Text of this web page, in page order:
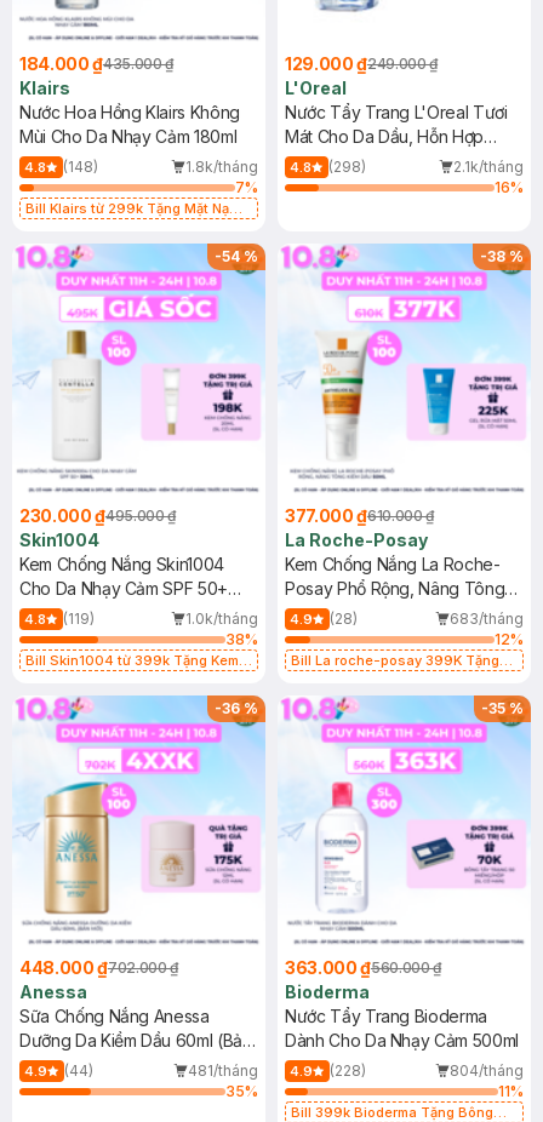
184.000 ₫435.000 ₫
Klairs
Nước Hoa Hồng Klairs Không
Mùi Cho Da Nhạy Cảm 180ml
4.8 (148)
1.8k/tháng
7%
Bill Klairs từ 299k Tặng Mặt Nạ
25ml (SL Có Hạn)
129.000 ₫249.000 ₫
L'Oreal
Nước Tẩy Trang L'Oreal Tươi
Mát Cho Da Dầu, Hỗn Hợp
400ml
4.8 (298)
2.1k/tháng
16%
-54%
230.000 ₫495.000 ₫
Skin1004
Kem Chống Nắng Skin1004
Cho Da Nhạy Cảm SPF 50+
50ml
4.8 (119)
1.0k/tháng
38%
Bill Skin1004 từ 399k Tặng Kem
SPF 50+ 20ml (SL Có Hạn)
-38%
377.000 ₫610.000 ₫
La Roche-Posay
Kem Chống Nắng La Roche-
Posay Phổ Rộng, Nâng Tông
Kiềm Dầu 50ml
4.9 (28)
683/tháng
12%
Bill La roche-posay 399K Tặng
(SL có hạn)
-36%
448.000 ₫702.000 ₫
Anessa
Sữa Chống Nắng Anessa
Dưỡng Da Kiềm Dầu 60ml (Bản
Mới)
4.9 (44)
481/tháng
35%
-35%
363.000 ₫560.000 ₫
Bioderma
Nước Tẩy Trang Bioderma
Dành Cho Da Nhạy Cảm 500ml
4.9 (228)
804/tháng
11%
Bill 399k Bioderma Tặng Bông